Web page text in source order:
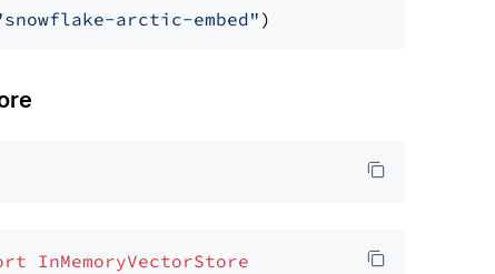
arctic-embed"
InMemoryVectorStore